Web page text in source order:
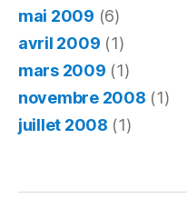
mai 2009 (6)
avril 2009 (1)
mars 2009 (1)
novembre 2008 (1)
juillet 2008 (1)